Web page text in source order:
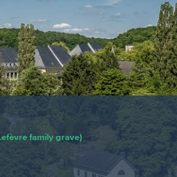
family grave)